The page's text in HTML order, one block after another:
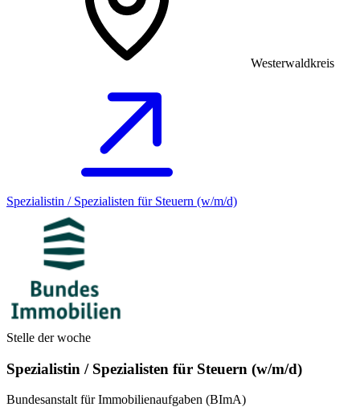
Westerwaldkreis
Spezialistin / Spezialisten für Steuern (w/m/d)
Stelle der woche
Spezialistin / Spezialisten für Steuern (w/m/d)
Bundesanstalt für Immobilienaufgaben (BImA)